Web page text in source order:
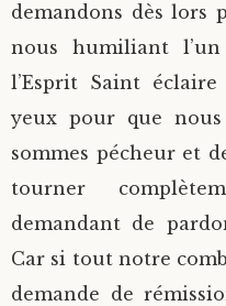
demandons dès lors
nous humiliant
l’Esprit Saint
yeux pour que
sommes pécheur et
tourner
demandant de
Car si tout notre
demande de